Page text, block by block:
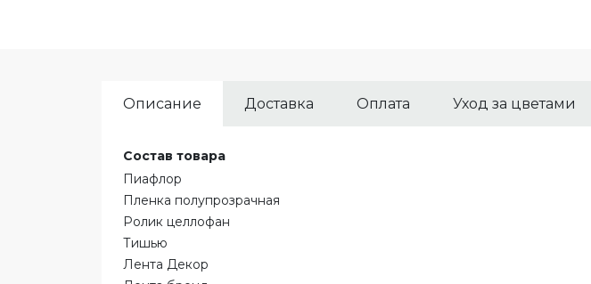
Описание Доставка Оплата Уход за цветами
Состав товара
Пиафлор
Пленка полупрозрачная
Ролик целлофан
Тишью
Лента Декор